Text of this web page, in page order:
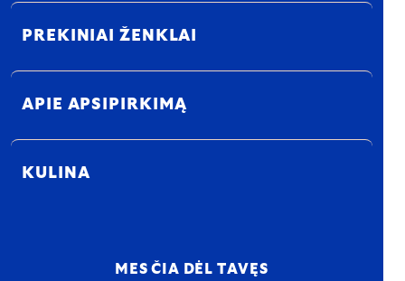
PREKINIAI ŽENKLAI
APIE APSIPIRKIMĄ
KULINA
MES ČIA DĖL TAVĘS